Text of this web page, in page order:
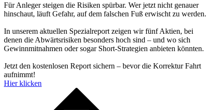
Für Anleger steigen die Risiken spürbar. Wer jetzt nicht genauer
hinschaut, läuft Gefahr, auf dem falschen Fuß erwischt zu werden.
In unserem aktuellen Spezialreport zeigen wir fünf Aktien, bei
denen die Abwärtsrisiken besonders hoch sind – und wo sich
Gewinnmitnahmen oder sogar Short-Strategien anbieten könnten.
Jetzt den kostenlosen Report sichern – bevor die Korrektur Fahrt
aufnimmt!
Hier klicken